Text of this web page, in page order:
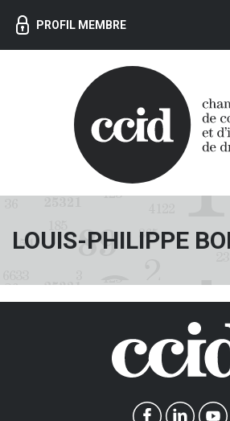
PROFIL MEMBRE
LOUIS-PHILIPPE